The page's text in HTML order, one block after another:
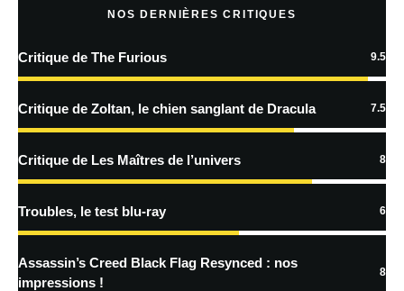
En savoir
traitées
NOS DERNIÈRES CRITIQUES
Critique de The Furious 9.5
Critique de Zoltan, le chien sanglant de Dracula 7.5
Critique de Les Maîtres de l’univers 8
Troubles, le test blu-ray 6
Assassin’s Creed Black Flag Resynced : nos
impressions !
8